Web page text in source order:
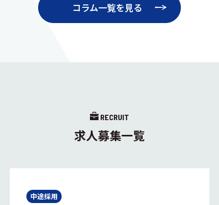
コラム一覧を見る
RECRUIT
求人募集一覧
中途採用